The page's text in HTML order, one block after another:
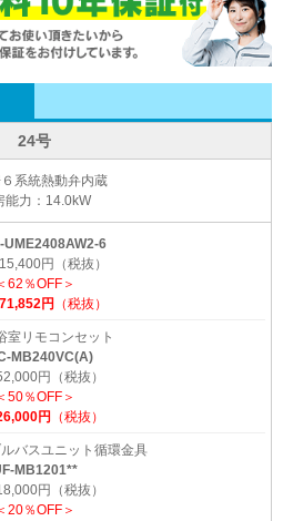
24号
系統熱動弁内蔵
能力：14.0kW
UME2408AW2-6
円（税抜）
62％OFF＞
円 （税抜）
室リモコンセット
MB240VC(A)
円（税抜）
50％OFF＞
円 （税抜）
バスユニット循環金具
MB1201**
円（税抜）
20％OFF＞